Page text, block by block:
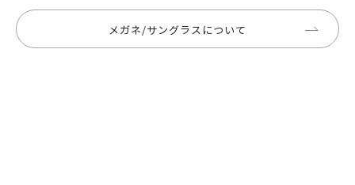
メガネ/サングラスについて